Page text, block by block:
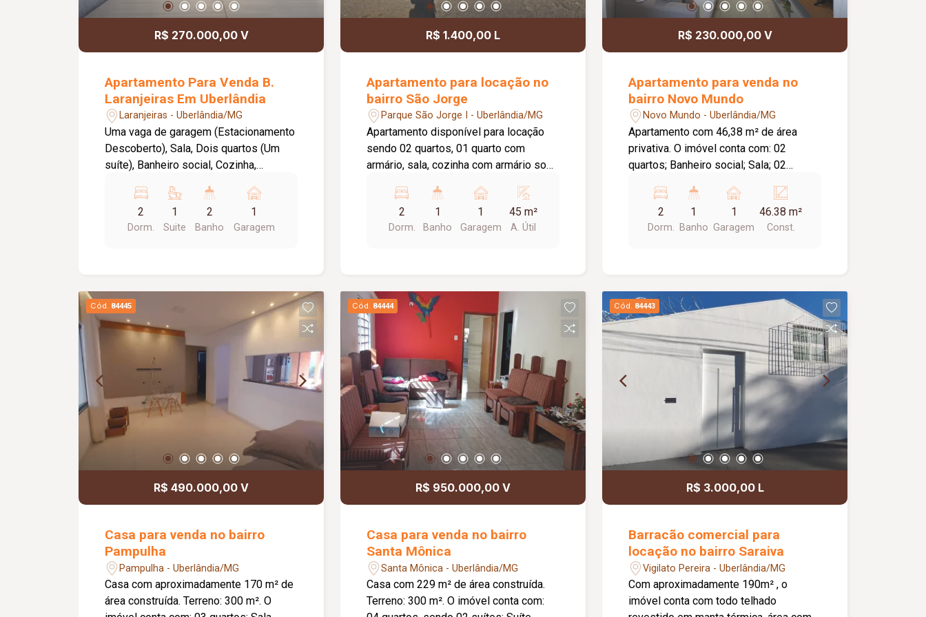
R$ 270.000,00 V
Apartamento Para Venda B.
Laranjeiras Em Uberlândia
Laranjeiras - Uberlândia/MG
Uma vaga de garagem (Estacionamento
Descoberto), Sala, Dois quartos (Um
suíte), Banheiro social, Cozinha,
madeira e cerâmica, Bancadas granito.
Metragem Privativa: 45,04m2.
Metragem Construída: 83,65m2. Prédio:
mercado, Academia, Duas piscinas,
Playground, Dois espaços gourmet
com churrasqueira, Quadra areia,
Coworking, Bicicletário. Três
elevadores.
2
Dorm.
1
Suite
2
Banho
1
Garagem
R$ 1.400,00 L
Apartamento para locação no
bairro São Jorge
Parque São Jorge I - Uberlândia/MG
Apartamento disponível para locação
sendo 02 quartos, 01 quarto com
armário, sala, cozinha com armário sob
cozinha, banheiro social com box, 01
vaga coberta de garagem, portaria 24
horas.
2
Dorm.
1
Banho
1
Garagem
45 m²
A. Útil
R$ 230.000,00 V
Apartamento para venda no
bairro Novo Mundo
Novo Mundo - Uberlândia/MG
Apartamento com 46,38 m² de área
privativa. O imóvel conta com: 02
quartos; Banheiro social; Sala; 02
planejados; Cooktop de indução;
Depurador de ar (sugar); Lavanderia
independente; 01 vaga de garagem
proporcionando mais segurança e
conforto.
2
Dorm.
1
Banho
1
Garagem
46.38 m²
Const.
Cód. 84445
R$ 490.000,00 V
Casa para venda no bairro
Pampulha
Pampulha - Uberlândia/MG
Casa com aproximadamente 170 m² de
área construída. Terreno: 300 m². O
Cód. 84444
R$ 950.000,00 V
Casa para venda no bairro
Santa Mônica
Santa Mônica - Uberlândia/MG
Casa com 229 m² de área construída.
Terreno: 300 m². O imóvel conta com:
Cód. 84443
R$ 3.000,00 L
Barracão comercial para
locação no bairro Saraiva
Vigilato Pereira - Uberlândia/MG
Com aproximadamente 190m² , o
imóvel conta com todo telhado